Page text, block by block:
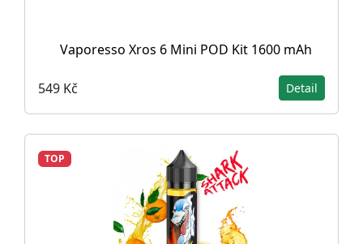
Vaporesso Xros 6 Mini POD Kit 1600 mAh
549 Kč Detail
TOP